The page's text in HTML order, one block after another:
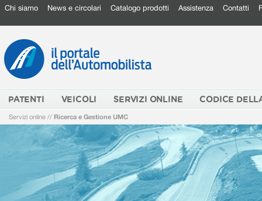
Chi siamo News e circolari Catalogo prodotti Assistenza Contatti
PATENTI VEICOLI SERVIZI ONLINE CODICE
Servizi online // Ricerca e Gestione UMC